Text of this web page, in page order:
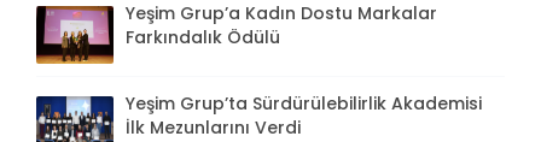
Yeşim Grup’a Kadın Dostu Markalar
Farkındalık Ödülü
Yeşim Grup’ta Sürdürülebilirlik Akademisi
İlk Mezunlarını Verdi